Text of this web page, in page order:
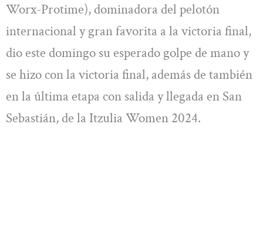
Worx-Protime), dominadora del pelotón
internacional y gran favorita a la victoria final,
dio este domingo su esperado golpe de mano y
se hizo con la victoria final, además de también
en la última etapa con salida y llegada en San
Sebastián, de la Itzulia Women 2024.